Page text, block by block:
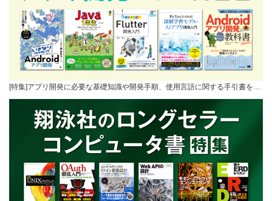
[特集]アプリ開発に必要な基礎知識や開発手順、使用言語に関する手引書を…